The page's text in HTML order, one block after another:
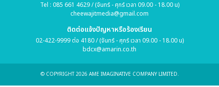
Tel : 085 661 4629 / (จันทร์ - ศุกร์ เวลา 09.00 - 18.00 น)
cheewajitmedia@gmail.com
ติดต่อแจ้งปัญหาหรือร้องเรียน
02-422-9999 ต่อ 4180 / (จันทร์ - ศุกร์ เวลา 09.00 - 18.00 น)
bdcx@amarin.co.th
© COPYRIGHT 2026 AME IMAGINATIVE COMPANY LIMITED.